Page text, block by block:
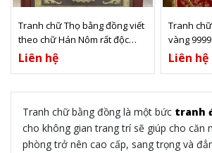
Xem thêm
Tranh chữ Thọ bằng đồng viết
theo chữ Hán Nôm rất độc
đáo
Liên hệ
Tranh
vàng 9999
Liên hệ
Tranh chữ bằng đồng là một bức tranh
cho không gian trang trí sẽ giúp cho căn
phòng trở nên cao cấp, sang trọng và